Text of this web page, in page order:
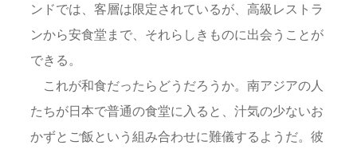
ンドでは、客層は限定されているが、高級レストラ
ンから安食堂まで、それらしきものに出会うことが
できる。
これが和食だったらどうだろうか。南アジアの人
たちが日本で普通の食堂に入ると、汁気の少ないお
かずとご飯という組み合わせに難儀するようだ。彼